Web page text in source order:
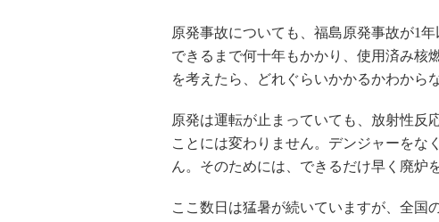
原発事故についても、福島原発事故が1
できるまで何十年もかかり、使用済み核
を考えたら、どれぐらいかかるかわから
原発は運転が止まっていても、放射性反
ことには変わりません。デンジャーをな
ん。そのためには、できるだけ早く廃炉
ここ数日は猛暑が続いていますが、全国